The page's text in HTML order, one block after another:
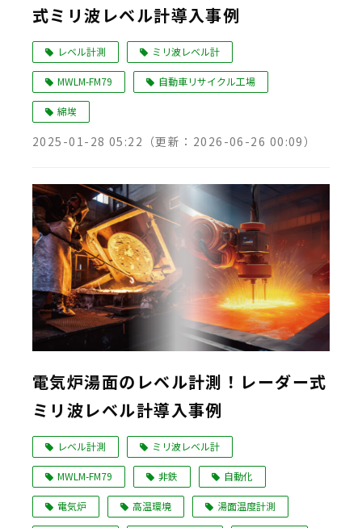
式ミリ波レベル計導入事例
レベル計測 ミリ波レベル計
MWLM-FM79 自動車リサイクル工場
綿埃
2025-01-28 05:22 （更新： 2026-06-26 00:09）
電気炉湯面のレベル計測！レーダー式
ミリ波レベル計導入事例
レベル計測 ミリ波レベル計
MWLM-FM79 非鉄 自動化
電気炉 高温環境 湯面温度計測